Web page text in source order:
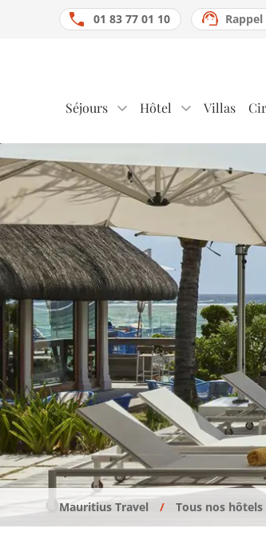
Séjours Hôtel Villas
01 83 77 01 10
Mauritius Travel Tous nos